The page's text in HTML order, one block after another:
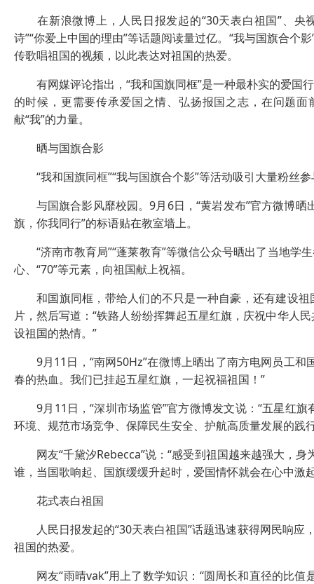
在新浪微博上，人民日报发起的“30天表白祖国”、央
诗”“你爱上中国的理由”等话题阅读量过亿。“我与国旗合个
传歌唱祖国的视频，以此表达对祖国的热爱。
有网媒评论指出，“我和国旗同框”是一种最朴实的爱国
的时候，更需要传承爱国之情、弘扬报国之志，在问题
献“我”的力量。
晒与国旗合影
“我和国旗同框”“我与国旗合个影”等活动吸引大量粉丝参
与国旗合影风靡校园。9月6日，“黄岩发布”官方微博晒
旗，你我同行”的标语贴在教室墙上。
“济南市教育局”“蓬莱教育”等微信公众号晒出了当地学
心、“70”等元素，向祖国献上祝福。
和国旗同框，带给人们的不只是一种自豪，还有建设祖
片，然后写道：“铁路人纷纷挥舞起五星红旗，庆祝中华人
设祖国的热情。”
9月11日，“南网50Hz”在微博上晒出了南方电网员工和
春的热血。我们已挂起五星红旗，一起祝福祖国！”
9月11日，“深圳市场监管”官方微博发文说：“五星红旗
环境、规范市场竞争、保障民生安全、护航高质量发展的践
网友“千黛汐Rebecca”说：“感受到祖国越来越强大，身
谁，当国歌响起、国旗缓缓升起时，爱国情怀就会在心中激
花式表白祖国
人民日报发起的“30天表白祖国”话题迅速获得网民响应
祖国的热爱。
网友“雨晴vak”用上了数学知识：“圆周长和直径的比值